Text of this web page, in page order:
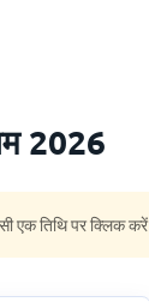
2026
एक तिथि पर क्लिक करें